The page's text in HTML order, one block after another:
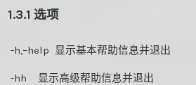
1.3.1 选项
-h,–help 显示基本帮助信息并退出
-hh 显示高级帮助信息并退出